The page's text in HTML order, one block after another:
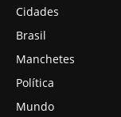
Cidades
Brasil
Manchetes
Política
Mundo